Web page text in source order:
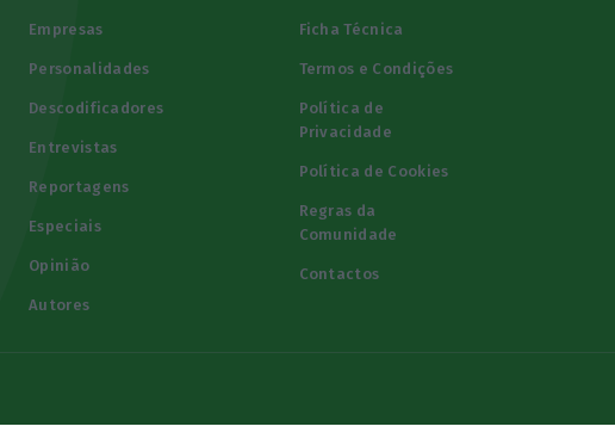
Empresas
Personalidades
Descodificadores
Entrevistas
Reportagens
Especiais
Opinião
Autores
Ficha Técnica
Termos e Condições
Política de
Privacidade
Política de Cookies
Regras da
Comunidade
Contactos